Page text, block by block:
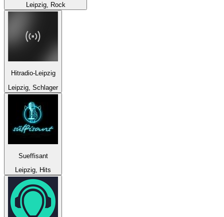
Leipzig, Rock
Hitradio-Leipzig
Leipzig, Schlager
Sueffisant
Leipzig, Hits